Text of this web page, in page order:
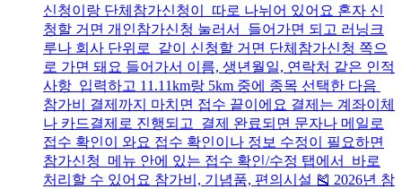
신청이랑 단체참가신청이 따로 나뉘어 있어요 혼자 신
청할 거면 개인참가신청 눌러서 들어가면 되고 러닝크
루나 회사 단위로 같이 신청할 거면 단체참가신청 쪽으
로 가면 돼요 들어가서 이름, 생년월일, 연락처 같은 인적
사항 입력하고 11.11km랑 5km 중에 종목 선택한 다음
참가비 결제까지 마치면 접수 끝이에요 결제는 계좌이체
나 카드결제로 진행되고 결제 완료되면 문자나 메일로
접수 확인이 와요 접수 확인이나 정보 수정이 필요하면
참가신청 메뉴 안에 있는 접수 확인/수정 탭에서 바로
처리할 수 있어요 참가비, 기념품, 편의시설 🎽 2026년 참